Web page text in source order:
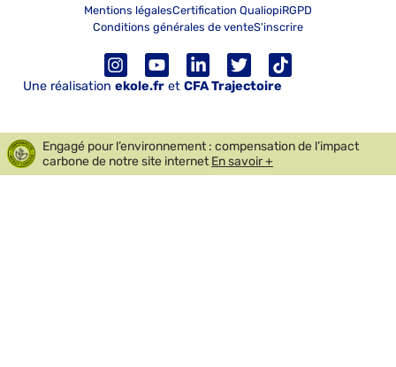
Mentions légalesCertification QualiopiRGPD
Conditions générales de venteS'inscrire
Une réalisation ekole.fr et CFA Trajectoire
Engagé pour l’environnement : compensation de l’impact
carbone de notre site internetEn savoir +